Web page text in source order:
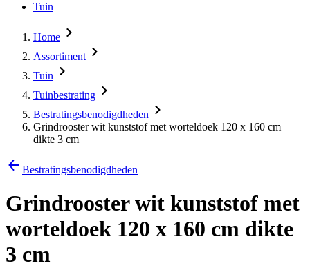
Tuin
Home
Assortiment
Tuin
Tuinbestrating
Bestratingsbenodigdheden
Grindrooster wit kunststof met worteldoek 120 x 160 cm
dikte 3 cm
Bestratingsbenodigdheden
Grindrooster wit kunststof met
worteldoek 120 x 160 cm dikte
3 cm